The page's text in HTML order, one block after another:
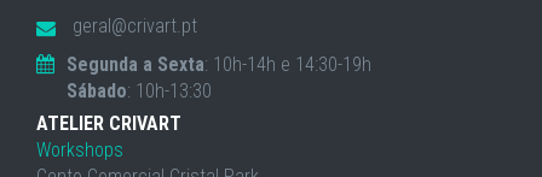
geral@crivart.pt
Segunda a Sexta: 10h-14h e 14:30-19h
Sábado: 10h-13:30
ATELIER CRIVART
Workshops